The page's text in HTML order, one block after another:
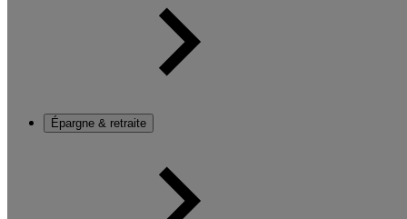
Épargne & retraite